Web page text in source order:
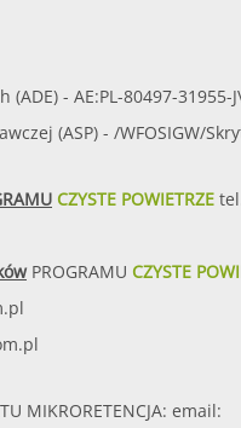
- AE:PL-80497-31955-
(ASP) - /WFOSIGW/
CZYSTE POWIETRZE
PROGRAMU CZYSTE
MIKRORETENCJA: email: